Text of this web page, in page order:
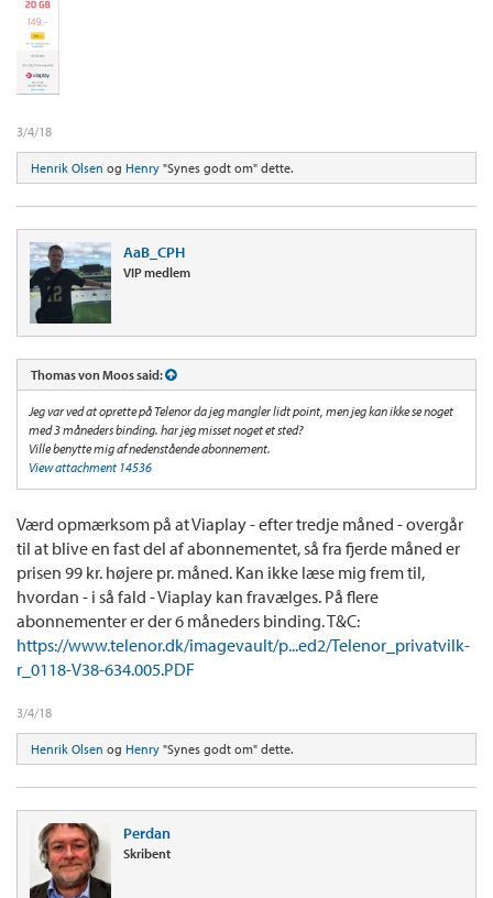
3/4/18
Henrik Olsen og Henry "Synes godt om" dette.
AaB_CPH
VIP medlem
Thomas von Moos said:
Jeg var ved at oprette på Telenor da jeg mangler lidt point, men jeg kan ikke se noget
med 3 måneders binding. har jeg misset noget et sted?
Ville benytte mig af nedenstående abonnement.
View attachment 14536
Værd opmærksom på at Viaplay - efter tredje måned - overgår
til at blive en fast del af abonnementet, så fra fjerde måned er
prisen 99 kr. højere pr. måned. Kan ikke læse mig frem til,
hvordan - i så fald - Viaplay kan fravælges. På flere
abonnementer er der 6 måneders binding. T&C:
https://www.telenor.dk/imagevault/p...ed2/Telenor_privatvilk-
r_0118-V38-634.005.PDF
3/4/18
Henrik Olsen og Henry "Synes godt om" dette.
Perdan
Skribent